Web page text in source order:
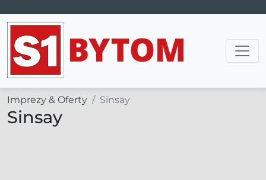
Main Navigation
Imprezy & Oferty Sinsay
Sinsay